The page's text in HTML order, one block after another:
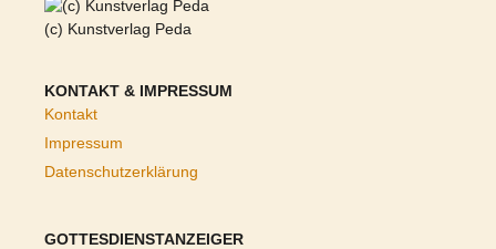
(c) Kunstverlag Peda
KONTAKT & IMPRESSUM
Kontakt
Impressum
Datenschutzerklärung
GOTTESDIENSTANZEIGER